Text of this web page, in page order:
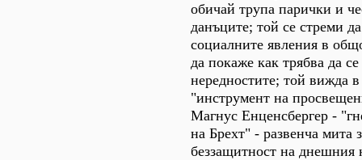
обичай трупа парички и
данъците; той се стреми
социалните явления в
да покаже как трябва да
нередностите; той вижда в
"инструмент на
Магнус Енценсбергер -
на Брехт" - развенча мита
беззащитност на днешния